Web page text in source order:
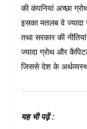
की कंपनियां अच्छा
इसका मतलब वे ज्यादा
तथा सरकार की
ज्यादा ग्रोथ और
जिससे देश के
यह भी पढ़ें :